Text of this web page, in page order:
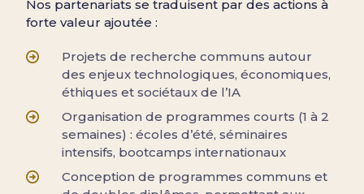
Nos partenariats se traduisent par des actions à
forte valeur ajoutée :
Projets de recherche communs autour
des enjeux technologiques, économiques,
éthiques et sociétaux de l’IA
Organisation de programmes courts (1 à 2
semaines) : écoles d’été, séminaires
intensifs, bootcamps internationaux
Conception de programmes communs et